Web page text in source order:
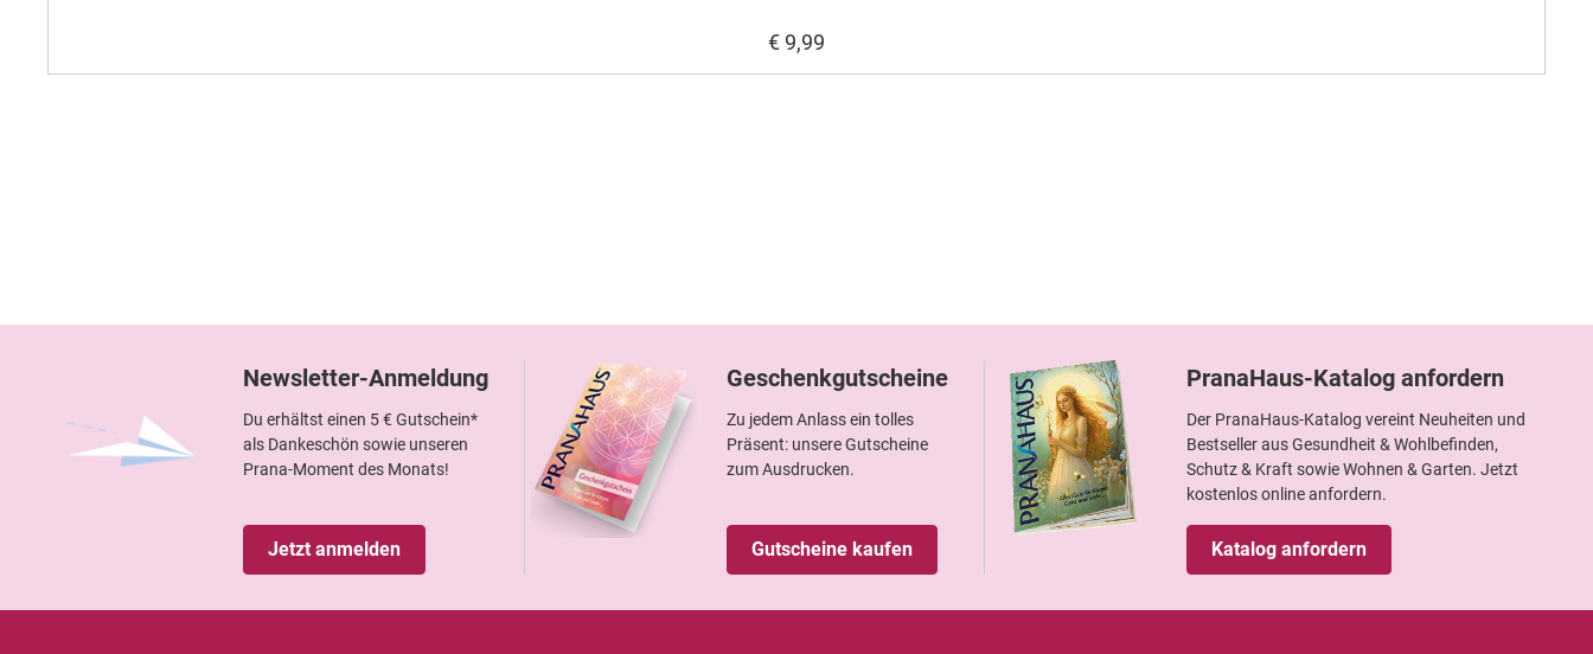
€ 9,99
Newsletter-Anmeldung
Du erhältst einen 5 € Gutschein*
als Dankeschön sowie unseren
Prana-Moment des Monats!
Jetzt anmelden
Geschenkgutscheine
Zu jedem Anlass ein tolles
Präsent: unsere Gutscheine
zum Ausdrucken.
Gutscheine kaufen
PranaHaus-Katalog anfordern
Der PranaHaus-Katalog vereint Neuheiten und
Bestseller aus Gesundheit & Wohlbefinden,
Schutz & Kraft sowie Wohnen & Garten. Jetzt
kostenlos online anfordern.
Katalog anfordern